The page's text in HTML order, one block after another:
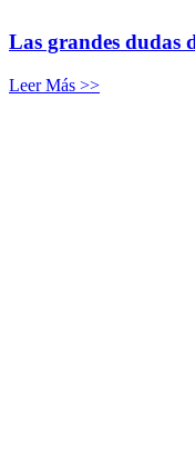
Las grandes dudas
Leer Más >>